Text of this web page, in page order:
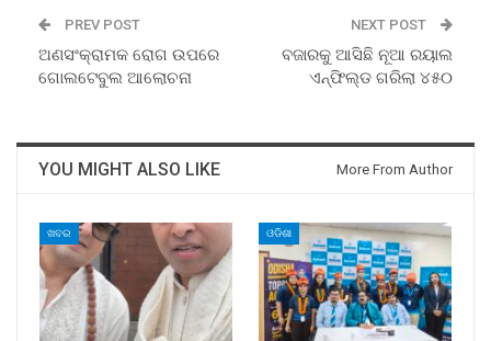
PREV POST
ଅଣସଂକ୍ରାମକ ରୋଗ ଉପରେ
ଗୋଲଟେବୁଲ ଆଲୋଚନା
NEXT POST
ବଜାରକୁ ଆସିଛି ନୂଆ ରୟାଲ
ଏନ୍‌ଫିଲ୍ଡ ଗରିଲା ୪୫୦
YOU MIGHT ALSO LIKE More From Author
ଖବର ଓଡିଶା